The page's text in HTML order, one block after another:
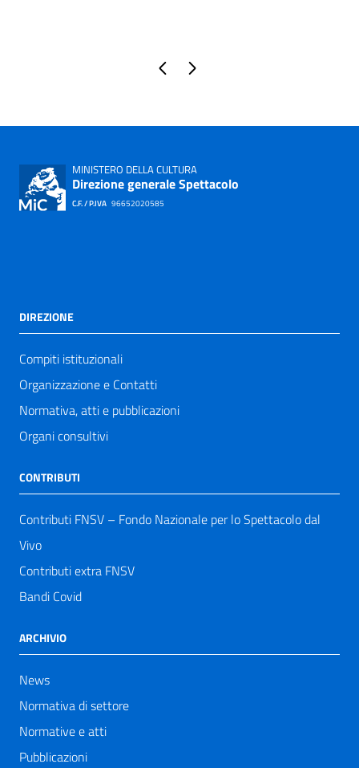
Pagina precedente
MINISTERO DELLA CULTURA
Direzione generale Spettacolo
C.F. / P.IVA 96652020585
DIREZIONE
Compiti istituzionali
Organizzazione e Contatti
Normativa, atti e pubblicazioni
Organi consultivi
CONTRIBUTI
Contributi FNSV – Fondo Nazionale per lo Spettacolo dal
Vivo
Contributi extra FNSV
Bandi Covid
ARCHIVIO
News
Normativa di settore
Normative e atti
Pubblicazioni